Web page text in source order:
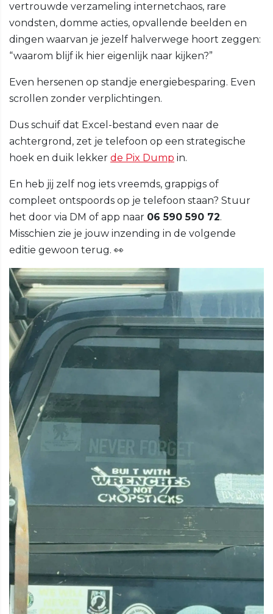
vertrouwde verzameling internetchaos, rare
vondsten, domme acties, opvallende beelden en
dingen waarvan je jezelf halverwege hoort zeggen:
“waarom blijf ik hier eigenlijk naar kijken?”
Even hersenen op standje energiebesparing. Even
scrollen zonder verplichtingen.
Dus schuif dat Excel-bestand even naar de
achtergrond, zet je telefoon op een strategische
hoek en duik lekker de Pix Dump in.
En heb jij zelf nog iets vreemds, grappigs of
compleet ontspoords op je telefoon staan? Stuur
het door via DM of app naar 06 590 590 72.
Misschien zie je jouw inzending in de volgende
editie gewoon terug. 👀